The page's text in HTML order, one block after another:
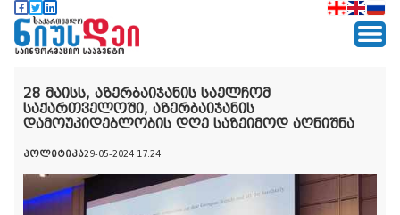
28 მაისს, აზერბაიჯანის საელჩომ
საქართველოში, აზერბაიჯანის
დამოუკიდებლობის დღე საზეიმოდ აღნიშნა
პოლიტიკა29-05-2024 17:24